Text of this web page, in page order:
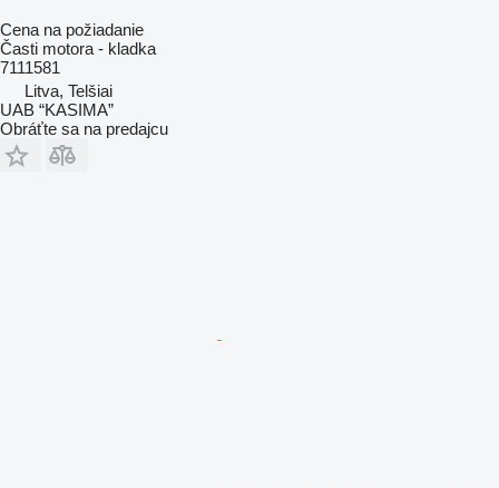
Cena na požiadanie
Časti motora - kladka
7111581
Litva, Telšiai
UAB “KASIMA”
Obráťte sa na predajcu